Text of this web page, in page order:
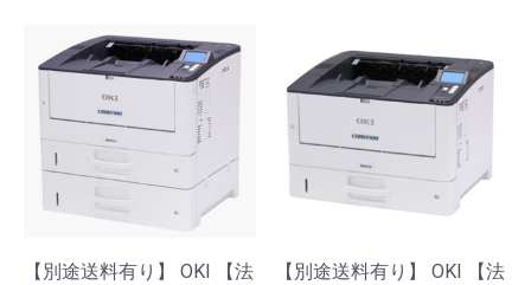
【別途送料有り】 OKI 【法
【別途送料有り】 OKI 【法